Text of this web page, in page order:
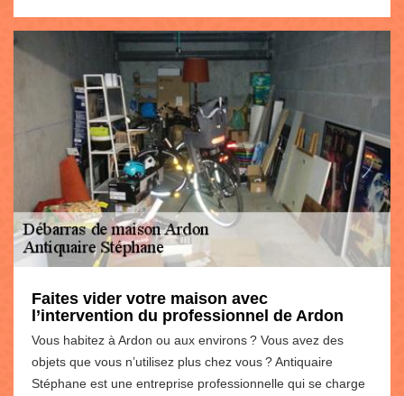
Faites vider votre maison avec
l’intervention du professionnel de Ardon
Vous habitez à Ardon ou aux environs ? Vous avez des
objets que vous n’utilisez plus chez vous ? Antiquaire
Stéphane est une entreprise professionnelle qui se charge